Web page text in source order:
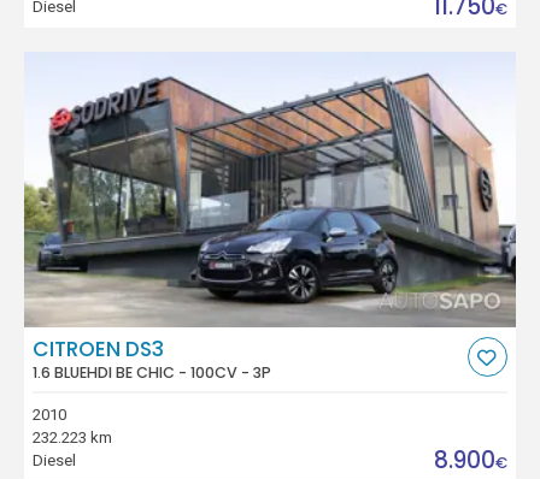
Diesel
11.750€
CITROEN DS3
1.6 BLUEHDI BE CHIC - 100CV - 3P
2010
232.223 km
Diesel
8.900€